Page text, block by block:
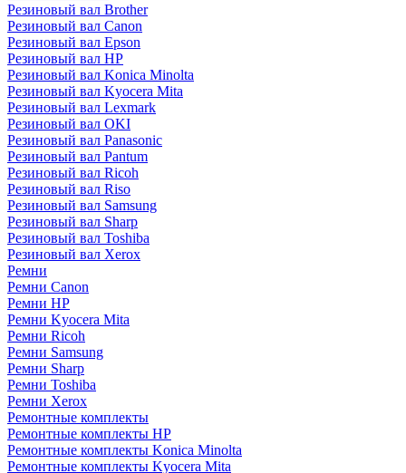
Резиновый вал Brother
Резиновый вал Canon
Резиновый вал Epson
Резиновый вал HP
Резиновый вал Konica Minolta
Резиновый вал Kyocera Mita
Резиновый вал Lexmark
Резиновый вал OKI
Резиновый вал Panasonic
Резиновый вал Pantum
Резиновый вал Ricoh
Резиновый вал Riso
Резиновый вал Samsung
Резиновый вал Sharp
Резиновый вал Toshiba
Резиновый вал Xerox
Ремни
Ремни Canon
Ремни HP
Ремни Kyocera Mita
Ремни Ricoh
Ремни Samsung
Ремни Sharp
Ремни Toshiba
Ремни Xerox
Ремонтные комплекты
Ремонтные комплекты HP
Ремонтные комплекты Konica Minolta
Ремонтные комплекты Kyocera Mita